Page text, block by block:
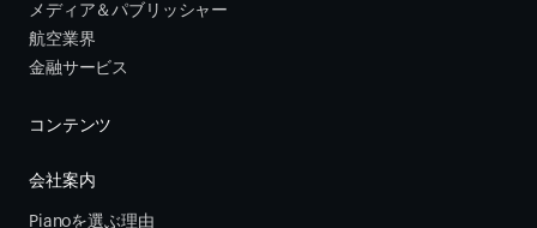
メディア＆パブリッシャー
航空業界
金融サービス
コンテンツ
会社案内
Pianoを選ぶ理由